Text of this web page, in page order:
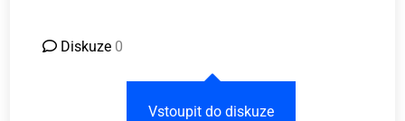
Diskuze 0
Vstoupit do diskuze